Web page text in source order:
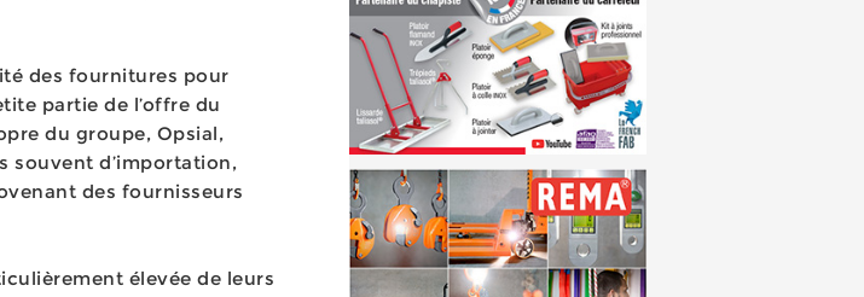
des fournitures pour
partie de l’offre du
du groupe, Opsial,
souvent d’importation,
des fournisseurs
élevée de leurs